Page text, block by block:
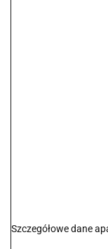
Szczegółowe dane